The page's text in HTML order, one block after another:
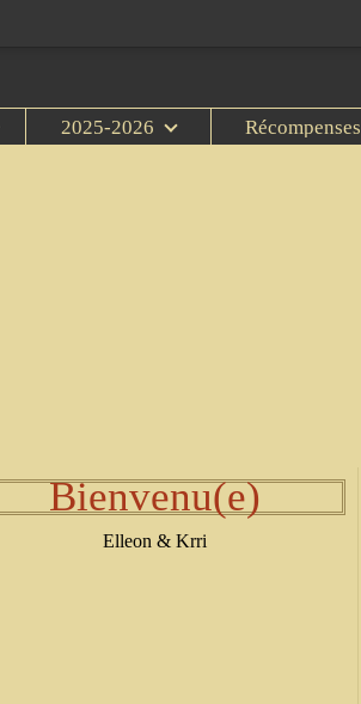
2025-2026 Récompenses
Bienvenu(e)
Elleon & Krri